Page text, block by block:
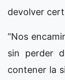
devolver
“Nos
sin perder
contener la